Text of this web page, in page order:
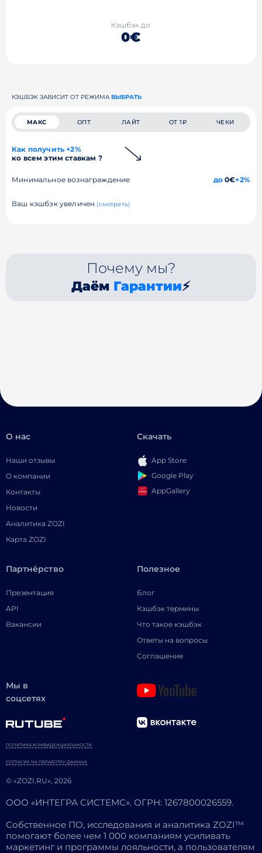
Кэшбэк до
0€
КЭШБЭК ЗАВИСИТ ОТ РЕЖИМА ВЫБРАТЬ
МАКС ОПТ ЛАЙТ ОТ 1₽ ЧЕКИ
Как получить +2%
ко всем этим ставкам ?
Минимальное вознаграждение до0€+2%
Ваш кэшбэк увеличен (смотреть)
Почему мы?
Даём Гарантии⚡
О нас
Наши отзывы
О компании
Контакты
Новости
Аналитика ZOZI
Карта ZOZI
Скачать
App Store
Google Play
AppGallery
Партнёрство
Презентация
API
Вакансии
Полезное
Блог
Кэшбэк термины
Что такое кэшбэк
Ответы на вопросы
Соглашение
Мы в
соцсетях
© «ZOZI.RU», 2026
ПОЛИТИКА КОНФИДЕНЦИАЛЬНОСТИ
СОГЛАСИЕ НА ОБРАБОТКУ ДАННЫХ
ООО «ИНТЕГРА СИСТЕМС». ОГРН: 1267800026559.
Собственное ПО, исследования и аналитика ZOZI™
помогают более чем 1 000 компаниям усиливать
маркетинг и программы лояльности, а пользователям